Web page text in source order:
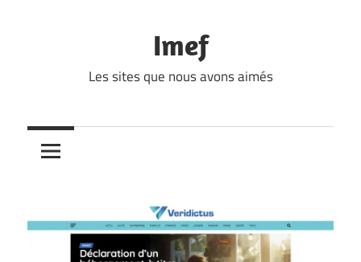
Imef
Les sites que nous avons aimés